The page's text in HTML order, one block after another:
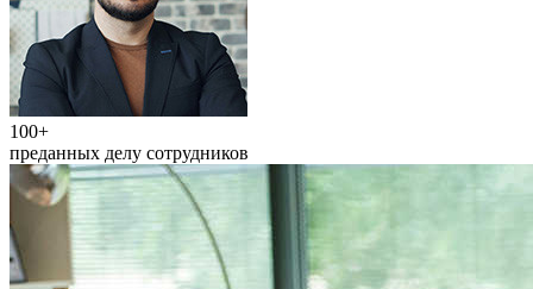
100+
преданных делу сотрудников